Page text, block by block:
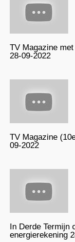
TV Magazine
28-09-2022
TV Magazine
09-2022
In Derde Termijn
energierekening